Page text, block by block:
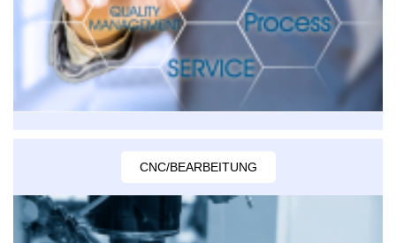
CNC/BEARBEITUNG